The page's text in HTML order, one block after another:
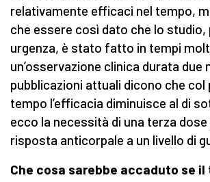
relativamente efficaci nel tempo,
che essere così dato che lo studio,
urgenza, è stato fatto in tempi
un’osservazione clinica durata due
pubblicazioni attuali dicono che col
tempo l’efficacia diminuisce al di
ecco la necessità di una terza
risposta anticorpale a un livello di
Che cosa sarebbe accaduto se